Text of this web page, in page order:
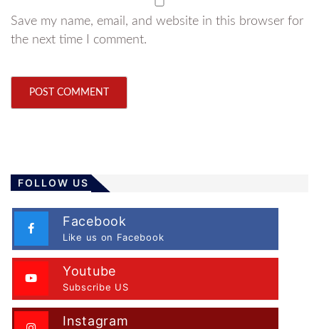
Save my name, email, and website in this browser for
the next time I comment.
FOLLOW US
Facebook
Like us on Facebook
Youtube
Subscribe US
Instagram